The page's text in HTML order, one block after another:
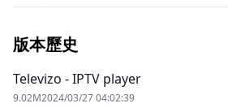
版本歷史
Televizo - IPTV player
9.02M2024/03/27 04:02:39